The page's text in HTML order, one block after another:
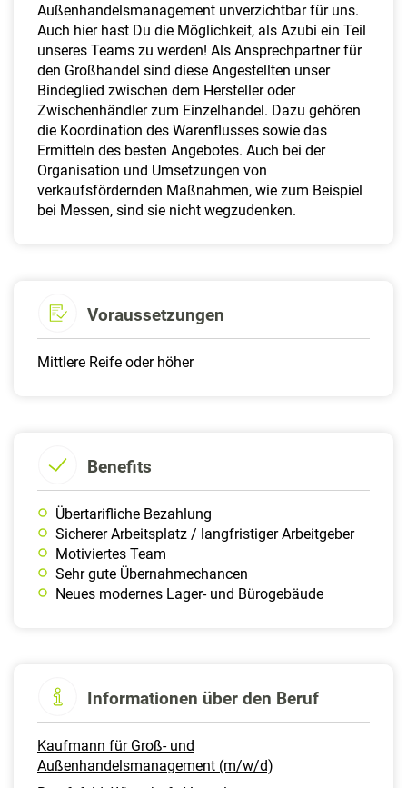
Außenhandelsmanagement unverzichtbar für uns.
Auch hier hast Du die Möglichkeit, als Azubi ein Teil
unseres Teams zu werden! Als Ansprechpartner für
den Großhandel sind diese Angestellten unser
Bindeglied zwischen dem Hersteller oder
Zwischenhändler zum Einzelhandel. Dazu gehören
die Koordination des Warenflusses sowie das
Ermitteln des besten Angebotes. Auch bei der
Organisation und Umsetzungen von
verkaufsfördernden Maßnahmen, wie zum Beispiel
bei Messen, sind sie nicht wegzudenken.
Voraussetzungen
Mittlere Reife oder höher
Benefits
Übertarifliche Bezahlung
Sicherer Arbeitsplatz / langfristiger Arbeitgeber
Motiviertes Team
Sehr gute Übernahmechancen
Neues modernes Lager- und Bürogebäude
Informationen über den Beruf
Kaufmann für Groß- und
Außenhandelsmanagement (m/w/d)